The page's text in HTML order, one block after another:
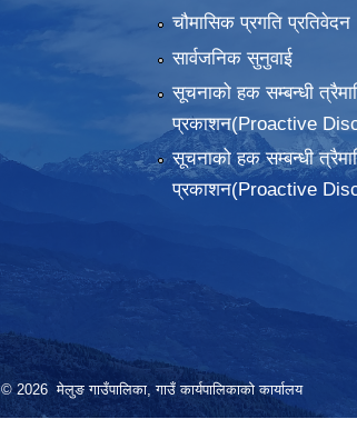
चौमासिक प्रगति प्रतिवेदन
सार्वजनिक सुनुवाई
सूचनाको हक सम्बन्धी
प्रकाशन(Proactive
सूचनाको हक सम्बन्धी
प्रकाशन(Proactive
© 2026 मेलुङ गाउँपालिका, गाउँ कार्यपालिकाको कार्यालय